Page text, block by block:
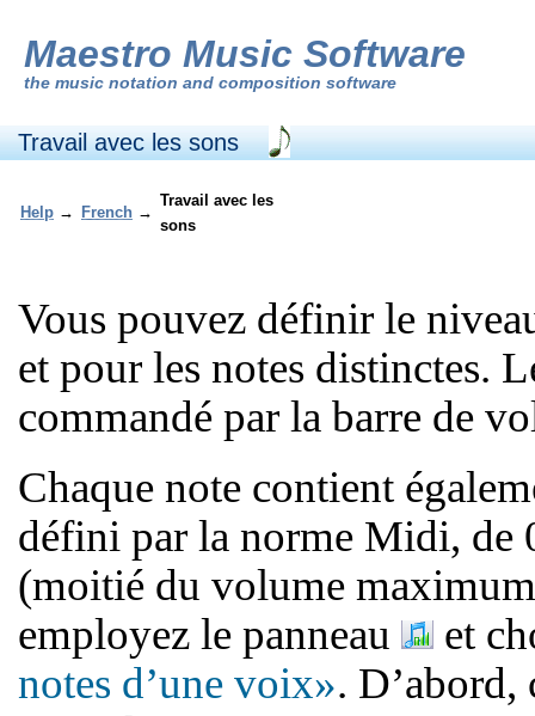
Maestro Music Software
the music notation and composition software
Travail avec les sons
Help → French →
Travail avec les
sons
Vous pouvez définir le
et pour les notes distinctes.
commandé par la barre de
Chaque note contient
défini par la norme Midi, de
(moitié du volume
employez le panneau
et
notes d’une voix». D’abord,